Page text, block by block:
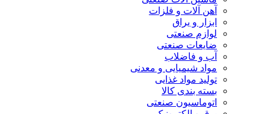
آهن آلات و فلزات
ابزار و یراق
لوازم صنعتی
ضایعات صنعتی
آب و فاضلاب
مواد شیمیایی و معدنی
تولید مواد غذایی
بسته بندی کالا
اتوماسیون صنعتی